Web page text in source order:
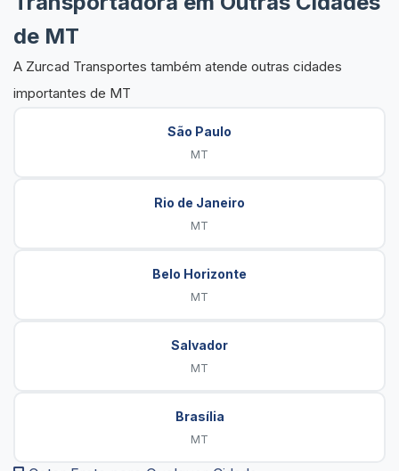
de MT
A Zurcad Transportes também atende outras cidades
importantes de MT
São Paulo
MT
Rio de Janeiro
MT
Belo Horizonte
MT
Salvador
MT
Brasília
MT